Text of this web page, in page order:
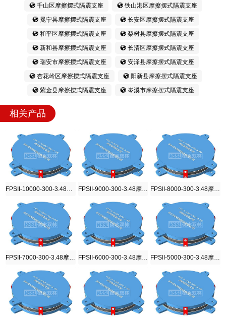
千山区摩擦摆式隔震支座
铁山港区摩擦摆式隔震支座
冕宁县摩擦摆式隔震支座
长安区摩擦摆式隔震支座
和平区摩擦摆式隔震支座
梨树县摩擦摆式隔震支座
新和县摩擦摆式隔震支座
长清区摩擦摆式隔震支座
瑞安市摩擦摆式隔震支座
安泽县摩擦摆式隔震支座
杏花岭区摩擦摆式隔震支座
阳新县摩擦摆式隔震支座
紫金县摩擦摆式隔震支座
岑溪市摩擦摆式隔震支座
相关产品
FPSII-10000-300-3.48摩擦摆隔震支座 FPSII-9000-300-3.48摩擦摆隔震支座 FPSII-8000-300-3.48摩擦摆隔震支座
FPSII-7000-300-3.48摩擦摆隔震支座 FPSII-6000-300-3.48摩擦摆隔震支座 FPSII-5000-300-3.48摩擦摆隔震支座